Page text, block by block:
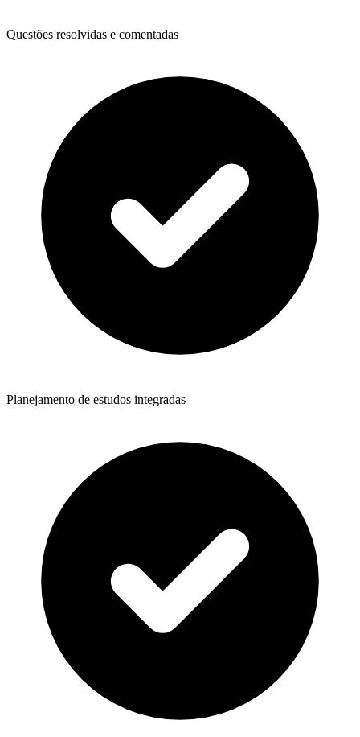
Questões resolvidas e comentadas
Planejamento de estudos integradas